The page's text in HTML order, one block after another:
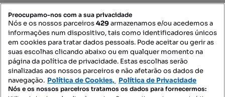
Mapa do Site
Contacte-nos
Preocupamo-nos com a sua privacidade
Nós e os nossos parceiros429armazenamos e/ou acedemos a
informações num dispositivo, tais como identificadores únicos
em cookies para tratar dados pessoais. Pode aceitar ou gerir as
suas escolhas clicando abaixo ou em qualquer momento na
página da política de privacidade. Estas escolhas serão
sinalizadas aos nossos parceiros e não afetarão os dados de
navegação. Política de Cookies, Política de Privacidade
Nós e os nossos parceiros tratamos os dados para fornecermos: